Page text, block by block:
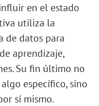
en el estado
utiliza la
de datos para
aprendizaje,
Su fin último no
específico, sino
sí mismo.